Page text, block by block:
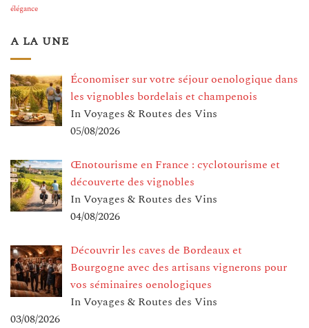
élégance
A LA UNE
Économiser sur votre séjour oenologique dans
les vignobles bordelais et champenois
In Voyages & Routes des Vins
05/08/2026
Œnotourisme en France : cyclotourisme et
découverte des vignobles
In Voyages & Routes des Vins
04/08/2026
Découvrir les caves de Bordeaux et
Bourgogne avec des artisans vignerons pour
vos séminaires oenologiques
In Voyages & Routes des Vins
03/08/2026